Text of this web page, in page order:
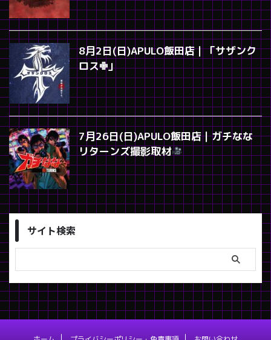
8月2日(日)APULO飯田店｜「サザンク
ロス✙」
7月26日(日)APULO飯田店｜ガチなな
リターンズ撮影取材
サイト検索